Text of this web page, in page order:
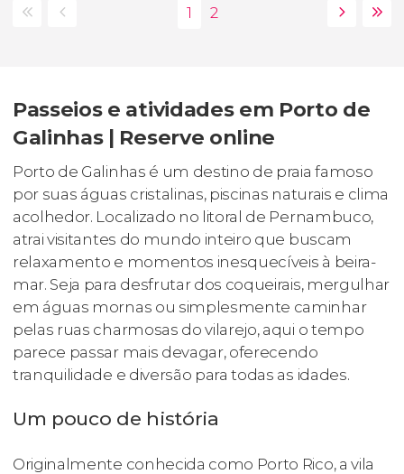
Passeios e atividades em Porto de
Galinhas | Reserve online
Porto de Galinhas é um destino de praia famoso
por suas águas cristalinas, piscinas naturais e clima
acolhedor. Localizado no litoral de Pernambuco,
atrai visitantes do mundo inteiro que buscam
relaxamento e momentos inesquecíveis à beira-
mar. Seja para desfrutar dos coqueirais, mergulhar
em águas mornas ou simplesmente caminhar
pelas ruas charmosas do vilarejo, aqui o tempo
parece passar mais devagar, oferecendo
tranquilidade e diversão para todas as idades.
Um pouco de história
Originalmente conhecida como Porto Rico, a vila